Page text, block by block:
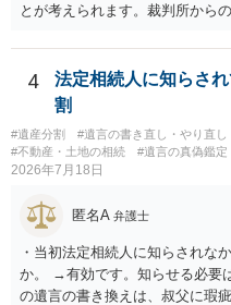
とが考えられます。裁判所から
能と思われます。時間が思った
揃える必要があります。その点
4
法定相続人に知らさ
割
#遺産分割 #遺言の書き直し・やり直し
#不動産・土地の相続
#遺言の真偽鑑定
2026年7月18日
匿名A 弁護士
・当初法定相続人に知らされな
か。 →有効です。知らせる必要
の遺言の書き換えは、叔父に瑕